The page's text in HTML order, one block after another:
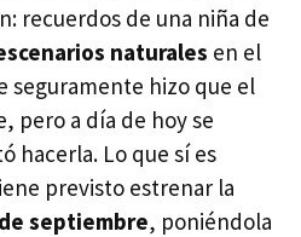
recuerdos de una niña de
naturales en el
seguramente hizo que el
pero a día de hoy se
hacerla. Lo que sí es
previsto estrenar la
septiembre, poniéndola